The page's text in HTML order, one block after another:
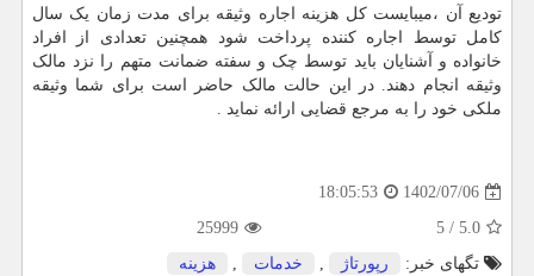
تودیع آن ،میبایست کل هزینه اجاره وثیقه برای مدت زمان یک سال
کامل توسط اجاره کننده پرداخت شود همچنین تعدادی از افراد
خانواده و آشنایان باید توسط چک و سفته ضمانت متهم را نزد مالک
وثیقه انجام دهند. در این حالت مالک حاضر است برای شما وثیقه
ملکی خود را به مرجع قضایی ارائه نماید .
1402/07/06
18:05:53
5.0
/
5
25999
تگهای خبر:
رپورتاژ , خدمات , هزینه